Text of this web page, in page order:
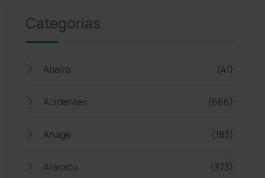
Categorias
Abaíra (41)
Acidentes (666)
Anagé (183)
Aracatu (373)